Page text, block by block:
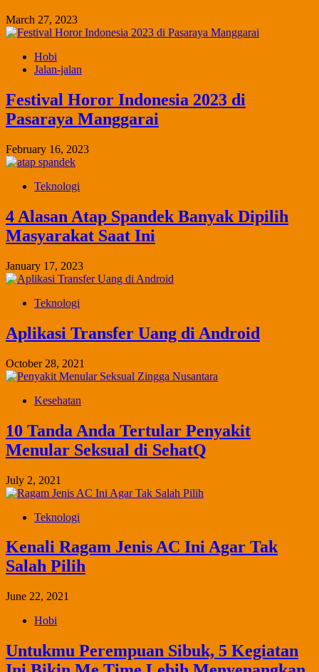
March 27, 2023
Hobi
Jalan-jalan
Festival Horor Indonesia 2023 di
Pasaraya Manggarai
February 16, 2023
Teknologi
4 Alasan Atap Spandek Banyak Dipilih
Masyarakat Saat Ini
January 17, 2023
Teknologi
Aplikasi Transfer Uang di Android
October 28, 2021
Kesehatan
10 Tanda Anda Tertular Penyakit
Menular Seksual di SehatQ
July 2, 2021
Teknologi
Kenali Ragam Jenis AC Ini Agar Tak
Salah Pilih
June 22, 2021
Hobi
Untukmu Perempuan Sibuk, 5 Kegiatan